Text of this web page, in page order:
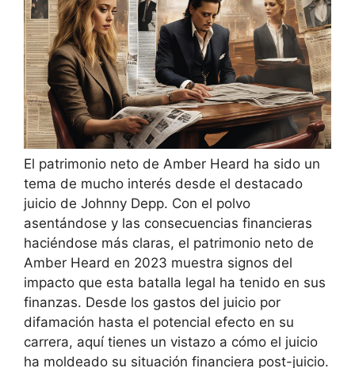
El patrimonio neto de Amber Heard ha sido un
tema de mucho interés desde el destacado
juicio de Johnny Depp. Con el polvo
asentándose y las consecuencias financieras
haciéndose más claras, el patrimonio neto de
Amber Heard en 2023 muestra signos del
impacto que esta batalla legal ha tenido en sus
finanzas. Desde los gastos del juicio por
difamación hasta el potencial efecto en su
carrera, aquí tienes un vistazo a cómo el juicio
ha moldeado su situación financiera post-juicio.